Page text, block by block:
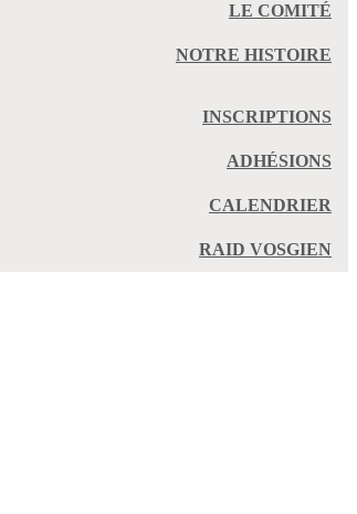
LE COMITÉ
NOTRE HISTOIRE
INSCRIPTIONS
ADHÉSIONS
CALENDRIER
RAID VOSGIEN